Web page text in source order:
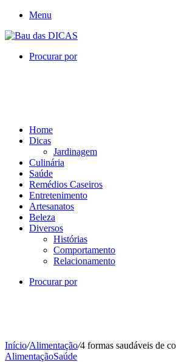
Menu
Procurar por
Home
Dicas
Jardinagem
Culinária
Saúde
Remédios Caseiros
Entretenimento
Artesanatos
Beleza
Diversos
Histórias
Comportamento
Relacionamento
Procurar por
Início/Alimentação/4 formas saudáveis de
AlimentaçãoSaúde